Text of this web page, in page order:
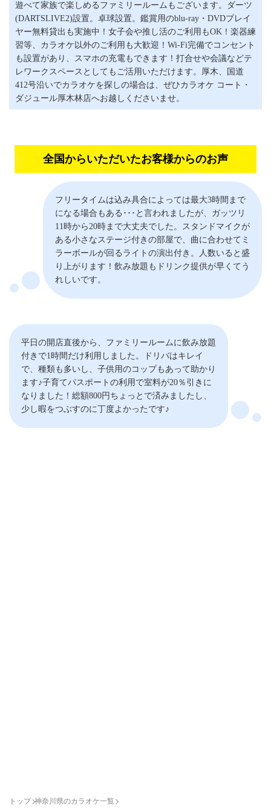
遊べて家族で楽しめるファミリールームもございます。ダーツ
(DARTSLIVE2)設置。卓球設置。鑑賞用のblu-ray・DVDプレイ
ヤー無料貸出も実施中！女子会や推し活のご利用もOK！楽器練
習等、カラオケ以外のご利用も大歓迎！Wi-Fi完備でコンセント
も設置があり、スマホの充電もできます！打合せや会議などテ
レワークスペースとしてもご活用いただけます。厚木、国道
412号沿いでカラオケを探しの場合は、ぜひカラオケ コート・
ダジュール厚木林店へお越しくださいませ。
全国からいただいたお客様からのお声
フリータイムは込み具合によっては最大3時間まで
になる場合もある･･･と言われましたが、ガッツリ
11時から20時まで大丈夫でした。スタンドマイクが
ある小さなステージ付きの部屋で、曲に合わせてミ
ラーボールが回るライトの演出付き。人数いると盛
り上がります！飲み放題もドリンク提供が早くてう
れしいです。
平日の開店直後から、ファミリールームに飲み放題
付きで1時間だけ利用しました。ドリバはキレイ
で、種類も多いし、子供用のコップもあって助かり
ます♪子育てパスポートの利用で室料が20％引きに
なりました！総額800円ちょっとで済みましたし、
少し暇をつぶすのに丁度よかったです♪
トップ 神奈川県のカラオケ一覧